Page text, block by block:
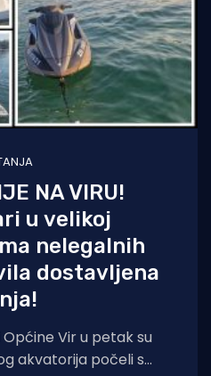
NA VIRU!
u velikoj
nelegalnih
dostavljena
Vir u petak su
akvatorija počeli s